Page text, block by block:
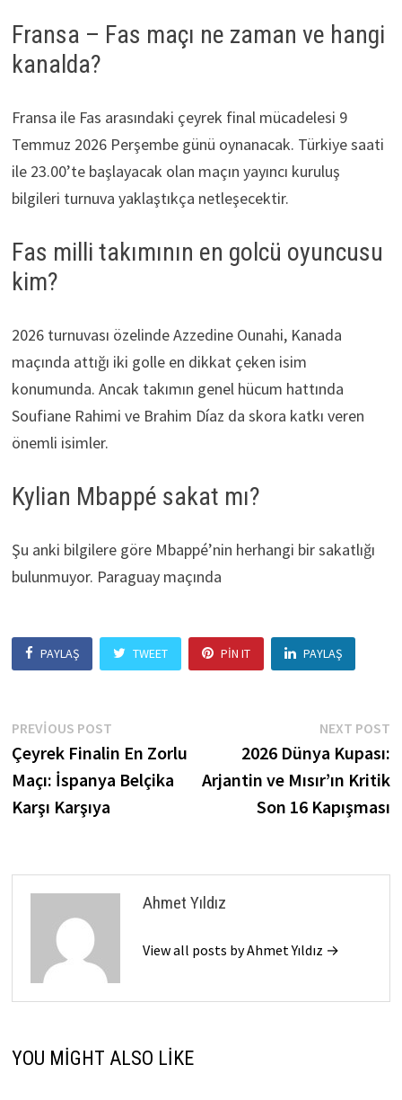
Fransa – Fas maçı ne zaman ve hangi
kanalda?
Fransa ile Fas arasındaki çeyrek final mücadelesi 9
Temmuz 2026 Perşembe günü oynanacak. Türkiye saati
ile 23.00’te başlayacak olan maçın yayıncı kuruluş
bilgileri turnuva yaklaştıkça netleşecektir.
Fas milli takımının en golcü oyuncusu
kim?
2026 turnuvası özelinde Azzedine Ounahi, Kanada
maçında attığı iki golle en dikkat çeken isim
konumunda. Ancak takımın genel hücum hattında
Soufiane Rahimi ve Brahim Díaz da skora katkı veren
önemli isimler.
Kylian Mbappé sakat mı?
Şu anki bilgilere göre Mbappé’nin herhangi bir sakatlığı
bulunmuyor. Paraguay maçında
PAYLAŞ TWEET PIN IT PAYLAŞ
Yazı
gezinmesi
PREVIOUS POSTPrevious
post:
Çeyrek Finalin En Zorlu
Maçı: İspanya Belçika
Karşı Karşıya
NEXT POST
2026 Dünya Kupası:
Arjantin ve Mısır’ın Kritik
Son 16 Kapışması
Ahmet Yıldız
View all posts by Ahmet Yıldız →
YOU MIGHT ALSO LIKE